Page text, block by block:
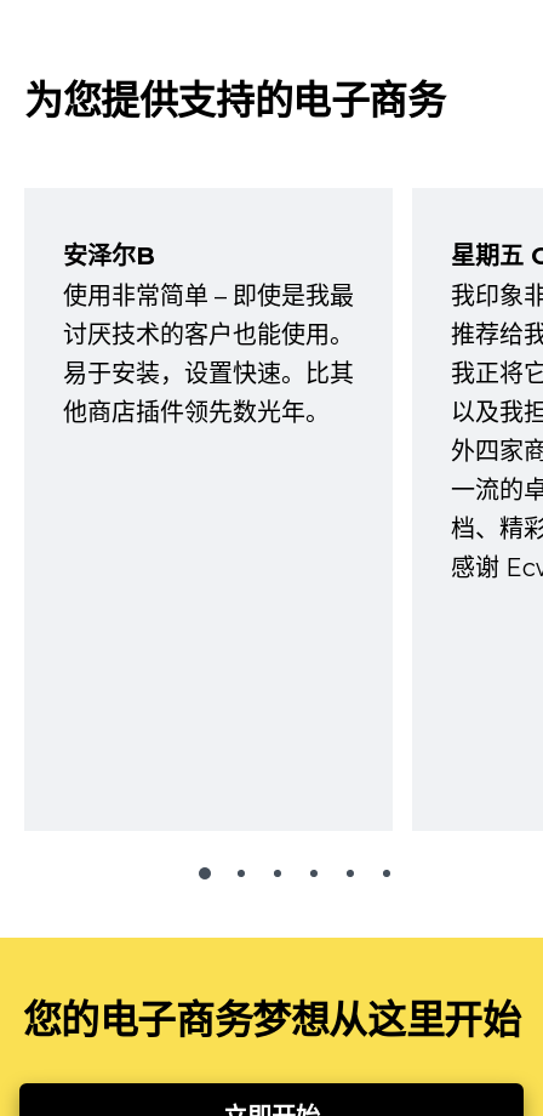
为您提供支持的电子商务
安泽尔B
使用非常简单 – 即使是我最
讨厌技术的客户也能使用。
易于安装，设置快速。比其
他商店插件领先数光年。
星期五
我印象
推荐给
我正将
以及我
外四家
一流的
档、精
感谢
您的电子商务梦想从这里开始